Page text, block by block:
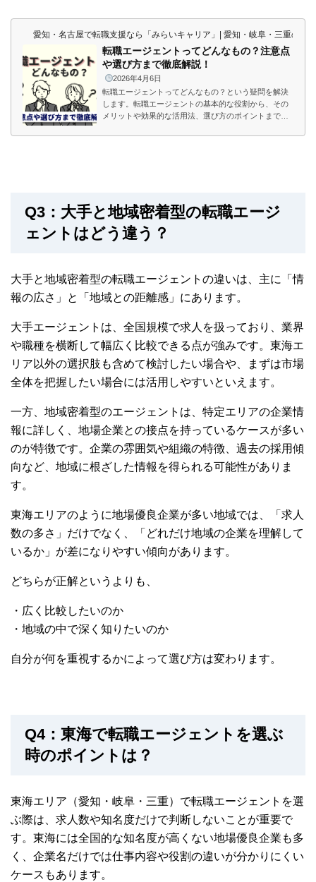
愛知・名古屋で転職支援なら「みらいキャリア」| 愛知・岐阜・三重の東
転職エージェントってどんなもの？注意点
や選び方まで徹底解説！
2026年4月6日
転職エージェントってどんなもの？という疑問を解決
します。転職エージェントの基本的な役割から、その
メリットや効果的な活用法、選び方のポイントまで詳
Q3：大手と地域密着型の転職エージ
ェントはどう違う？
大手と地域密着型の転職エージェントの違いは、主に「情
報の広さ」と「地域との距離感」にあります。
大手エージェントは、全国規模で求人を扱っており、業界
や職種を横断して幅広く比較できる点が強みです。東海エ
リア以外の選択肢も含めて検討したい場合や、まずは市場
全体を把握したい場合には活用しやすいといえます。
一方、地域密着型のエージェントは、特定エリアの企業情
報に詳しく、地場企業との接点を持っているケースが多い
のが特徴です。企業の雰囲気や組織の特徴、過去の採用傾
向など、地域に根ざした情報を得られる可能性がありま
す。
東海エリアのように地場優良企業が多い地域では、「求人
数の多さ」だけでなく、「どれだけ地域の企業を理解して
いるか」が差になりやすい傾向があります。
どちらが正解というよりも、
・広く比較したいのか
・地域の中で深く知りたいのか
自分が何を重視するかによって選び方は変わります。
Q4：東海で転職エージェントを選ぶ
時のポイントは？
東海エリア （愛知・岐阜・三重） で転職エージェントを選
ぶ際は、求人数や知名度だけで判断しないことが重要で
す。東海には全国的な知名度が高くない地場優良企業も多
く、企業名だけでは仕事内容や役割の違いが分かりにくい
ケースもあります。